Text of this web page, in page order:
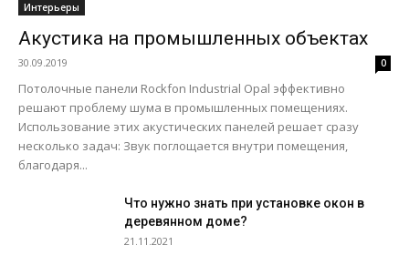
Интерьеры
Акустика на промышленных объектах
30.09.2019 0
Потолочные панели Rockfon Industrial Opal эффективно
решают проблему шума в промышленных помещениях.
Использование этих акустических панелей решает сразу
несколько задач: Звук поглощается внутри помещения,
благодаря...
Что нужно знать при установке окон в
деревянном доме?
21.11.2021